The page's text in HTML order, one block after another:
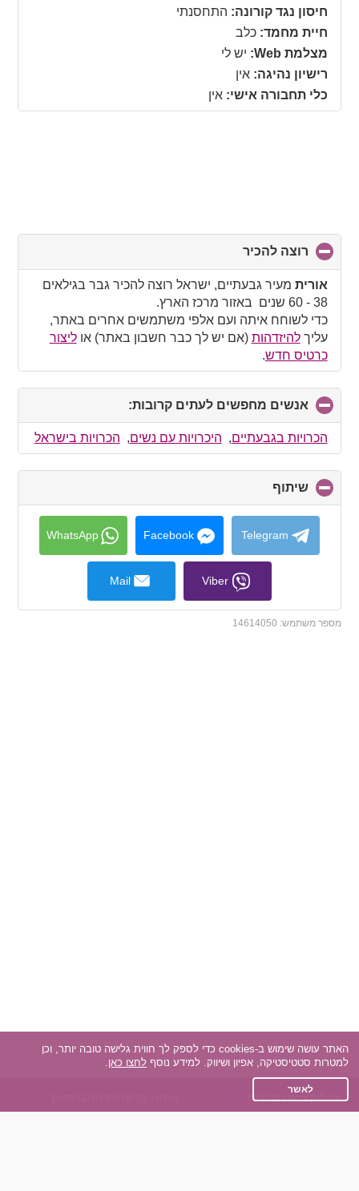
collapse חיסון נגד קורונה: התחסנתי
חיית מחמד: כלב
מצלמת Web:
יש לי
רישיון נהיגה: אין
כלי תחבורה אישי: אין
רוצה להכיר
to
collapse
contents
אורית מעיר גבעתיים, ישראל רוצה להכיר גבר בגילאים
38 - 60 שנים באזור מרכז הארץ.
כדי לשוחח איתה ועם אלפי משתמשים אחרים באתר,
עליךלהיזדהות (אם יש לך כבר חשבון באתר) אוליצור
כרטיס חדש.
אנשים מחפשים לעתים קרובות:
to
collapse
contents
הכרויות בגבעתיים, היכרויות עם נשים, הכרויות בישראל
שיתוף
to
collapse
contents
Telegram
Facebook
WhatsApp
Viber
Mail
מספר משתמש: 14614050
אפליקציית הכרויות
האתר עושה שימוש ב-cookies כדי לספק לך חווית גלישה טובה יותר, וכן
למטרות סטטיסטיקה, אפיון ושיווק. למידע נוסף לחצו כאן.
לאשר